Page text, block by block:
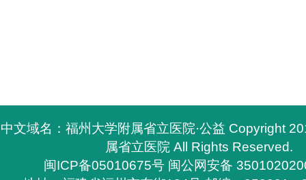
中文域名：福州大学附属省立医院·公益 Copyright
属省立医院 All Rights Reserved.
闽ICP备05010675号 闽公网安备